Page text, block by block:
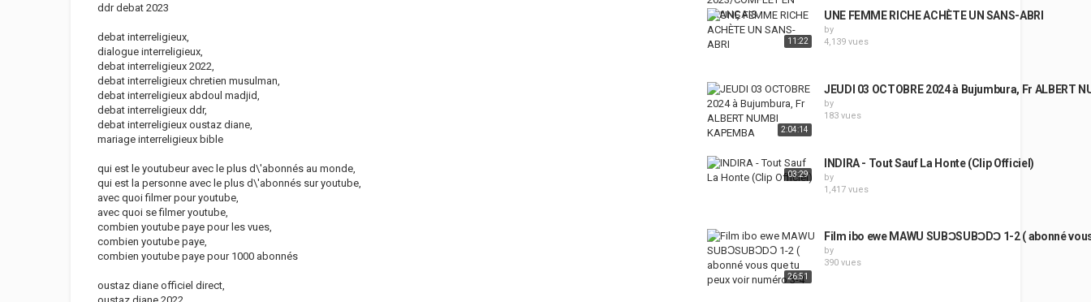
ddr debat 2023
debat interreligieux,
dialogue interreligieux,
debat interreligieux 2022,
debat interreligieux chretien musulman,
debat interreligieux abdoul madjid,
debat interreligieux ddr,
debat interreligieux oustaz diane,
mariage interreligieux bible
qui est le youtubeur avec le plus d\'abonnés au monde,
qui est la personne avec le plus d\'abonnés sur youtube,
avec quoi filmer pour youtube,
avec quoi se filmer youtube,
combien youtube paye pour les vues,
combien youtube paye,
combien youtube paye pour 1000 abonnés
oustaz diane officiel direct,
11:22
UNE FEMME RICHE ACHÈTE UN SANS-ABRI
by
4,139 vues
2:04:14
JEUDI 03 OCTOBRE 2024 à Bujumbura, Fr ALBERT
by
183 vues
03:29
INDIRA - Tout Sauf La Honte (Clip Officiel)
by
1,417 vues
26:51
Film ibo ewe MAWU SUBƆSUBƆDƆ 1-2 ( abonné
by
390 vues